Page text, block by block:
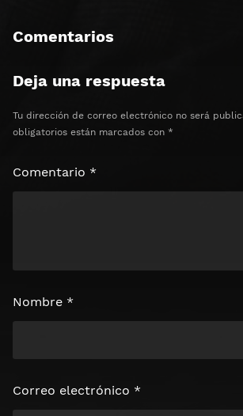
⏰ El acceso expira en 1
Comentarios
Deja una respuesta
Tu dirección de correo electrónico no será
obligatorios están marcados con *
Comentario *
Nombre *
Correo electrónico *